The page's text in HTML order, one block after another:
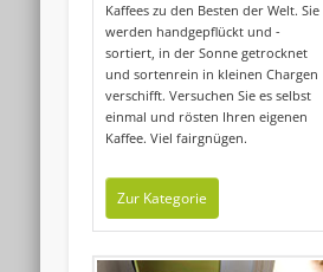
Kaffees zu den Besten der Welt. Sie
werden handgepflückt und -
sortiert, in der Sonne getrocknet
und sortenrein in kleinen Chargen
verschifft. Versuchen Sie es selbst
einmal und rösten Ihren eigenen
Kaffee. Viel fairgnügen.
Zur Kategorie